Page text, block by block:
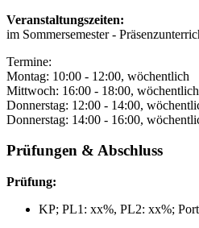
Veranstaltungszeiten:
im Sommersemester -
Termine:
Montag: 10:00 - 12:00, wöchentlich
Mittwoch: 16:00 - 18:00, wöchentlich
Donnerstag: 12:00 - 14:00,
Donnerstag: 14:00 - 16:00,
Prüfungen & Abschluss
Prüfung:
KP; PL1: xx%, PL2: xx%;